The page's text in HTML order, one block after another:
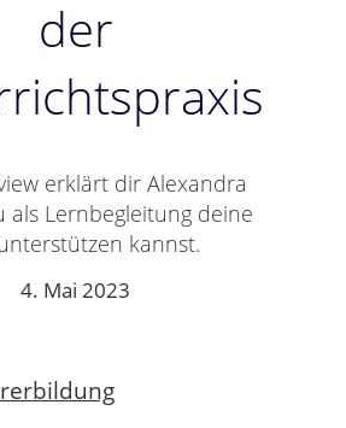
der
erklärt dir Alexandra
als Lernbegleitung deine
kannst.
4. Mai 2023